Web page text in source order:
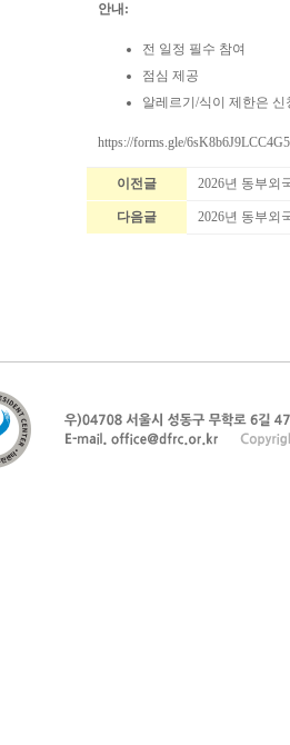
안내:
전 일정 필수 참여
점심 제공
알레르기/식이 제한은 신
https://forms.gle/
이전글 2026년 동부외
다음글 2026년 동부외